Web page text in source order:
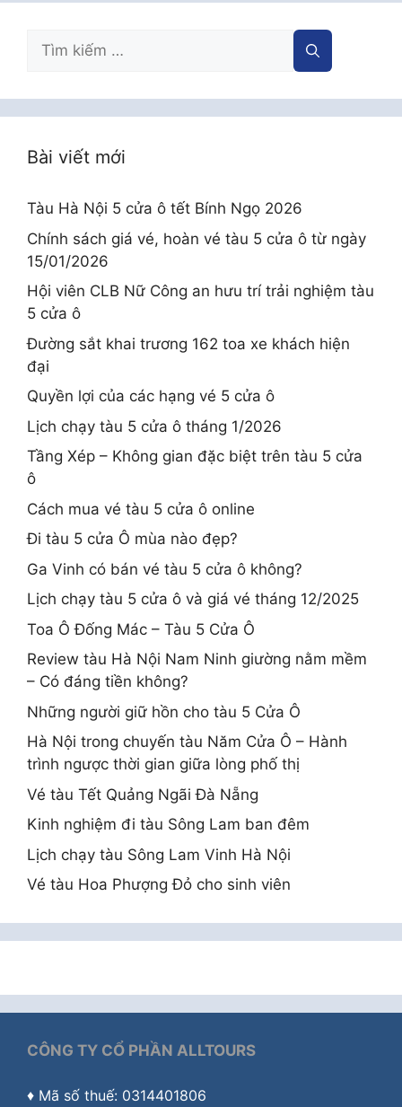
Tìm
Bài viết mới
Tàu Hà Nội 5 cửa ô tết Bính Ngọ 2026
Chính sách giá vé, hoàn vé tàu 5 cửa ô từ ngày
15/01/2026
Hội viên CLB Nữ Công an hưu trí trải nghiệm tàu
5 cửa ô
Đường sắt khai trương 162 toa xe khách hiện
đại
Quyền lợi của các hạng vé 5 cửa ô
Lịch chạy tàu 5 cửa ô tháng 1/2026
Tầng Xép – Không gian đặc biệt trên tàu 5 cửa
ô
Cách mua vé tàu 5 cửa ô online
Đi tàu 5 cửa Ô mùa nào đẹp?
Ga Vinh có bán vé tàu 5 cửa ô không?
Lịch chạy tàu 5 cửa ô và giá vé tháng 12/2025
Toa Ô Đống Mác – Tàu 5 Cửa Ô
Review tàu Hà Nội Nam Ninh giường nằm mềm
– Có đáng tiền không?
Những người giữ hồn cho tàu 5 Cửa Ô
Hà Nội trong chuyến tàu Năm Cửa Ô – Hành
trình ngược thời gian giữa lòng phố thị
Vé tàu Tết Quảng Ngãi Đà Nẵng
Kinh nghiệm đi tàu Sông Lam ban đêm
Lịch chạy tàu Sông Lam Vinh Hà Nội
Vé tàu Hoa Phượng Đỏ cho sinh viên
CÔNG TY CỔ PHẦN ALLTOURS
♦ Mã số thuế: 0314401806